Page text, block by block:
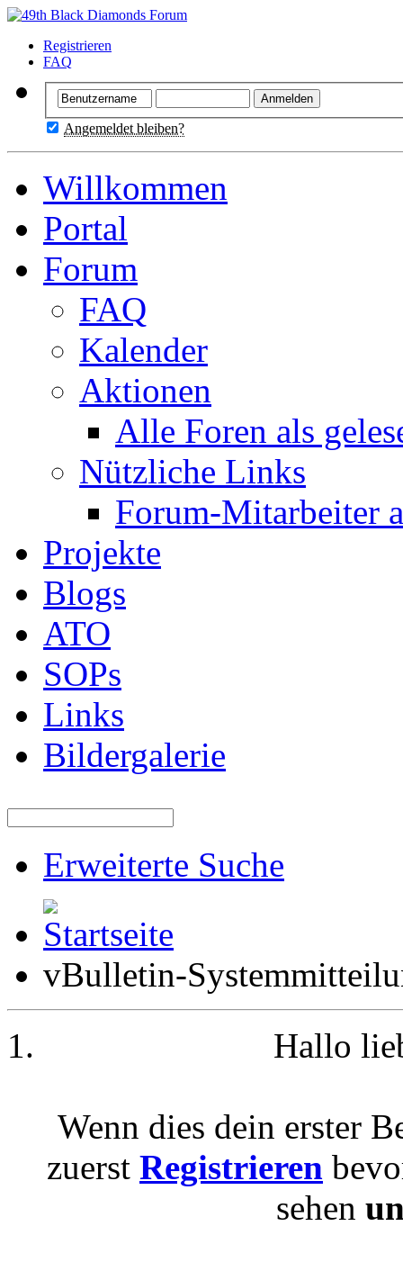
Registrieren
FAQ
Angemeldet bleiben?
Willkommen
Portal
Forum
FAQ
Kalender
Aktionen
Alle Foren als
Nützliche Links
Forum-Mitarbeiter
Projekte
Blogs
ATO
SOPs
Links
Bildergalerie
Erweiterte Suche
vBulletin-
Hallo
Wenn dies dein erster
zuerst Registrieren
sehen